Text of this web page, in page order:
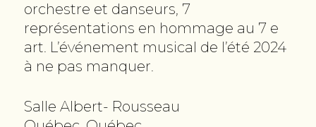
orchestre et danseurs, 7
représentations en hommage au 7 e
art. L’événement musical de l’été 2024
à ne pas manquer.
Salle Albert- Rousseau